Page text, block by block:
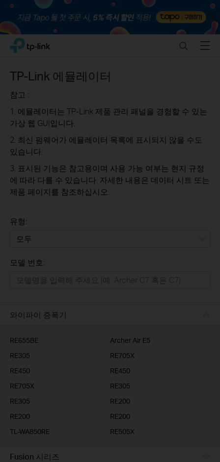
Click
the
navigation
TP-Link, Reliably Smart SearchMenu
TP-Link 에뮬레이터
참고 :
1. 에뮬레이터는 TP-Link 제품 관리 패널을 경험할 수 있는
가상 웹 GUI입니다.
2. 최신 펌웨어가 에뮬레이터 목록에 표시되지 않을 수도
있습니다.
3. 표시된 기능은 참고용이며 사용 가능 여부는 현지 규정
에 따라 다를 수 있습니다. 자세한 내용은 데이터 시트 또는
제품 페이지를 참조하십시오.
유형:
기업용
모델 번호:
와이파이 증폭기
RE655BE
Archer Air E5
RE305
RE705X
RE450
RE450
RE705X
RE305
RE305
RE200
RE200
RE200
TL-WA850RE
RE505X
Fusion 시리즈